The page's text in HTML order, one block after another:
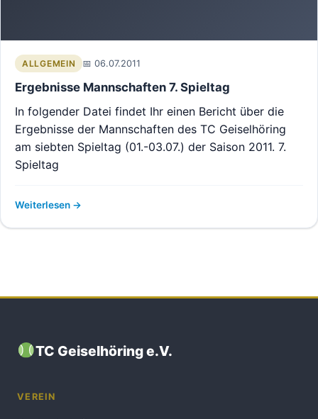
ALLGEMEIN 06.07.2011
Ergebnisse Mannschaften 7. Spieltag
In folgender Datei findet Ihr einen Bericht über die
Ergebnisse der Mannschaften des TC Geiselhöring
am siebten Spieltag (01.-03.07.) der Saison 2011. 7.
Spieltag
Weiterlesen
TC Geiselhöring e.V.
VEREIN